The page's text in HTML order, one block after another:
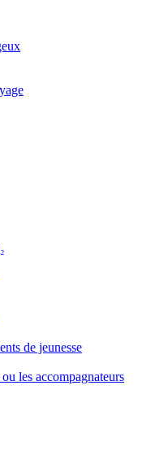
de jeunesse
les accompagnateurs